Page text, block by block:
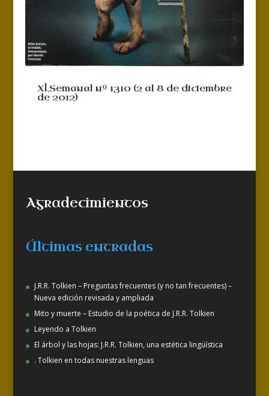
XLSemanal nº 1310 (2 al 8 de diciembre
de 2012)
Agradecimientos
Últimas entradas
J.R.R. Tolkien – Preguntas frecuentes (y no tan frecuentes) –
Nueva edición revisada y ampliada
Mito y muerte – Estudio de la poética de J.R.R. Tolkien
Leyendo a Tolkien
El árbol y las hojas: J.R.R. Tolkien, una estética lingüística
. Tolkien en todas nuestras lenguas